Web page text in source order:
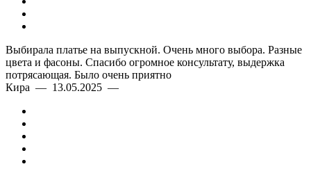
Выбирала платье на выпускной. Очень много выбора. Разные
цвета и фасоны. Спасибо огромное консультату, выдержка
потрясающая. Было очень приятно
Кира — 13.05.2025 —